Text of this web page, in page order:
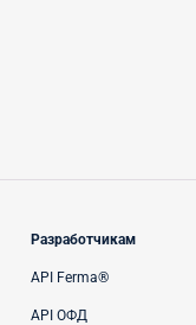
Разработчикам
API Ferma®
API ОФД